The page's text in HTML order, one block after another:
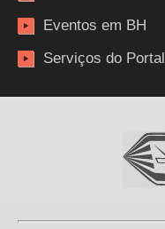
Eventos em BH
Serviços do Portal